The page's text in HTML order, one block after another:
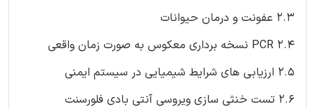
2.3 عفونت و درمان حیوانات
2.4 PCR نسخه برداری معکوس به صورت زمان واقعی
2.5 ارزیابی های شرایط شیمیایی در سیستم ایمنی
2.6 تست خنثی سازی ویروسی آنتی بادی فلورسنت